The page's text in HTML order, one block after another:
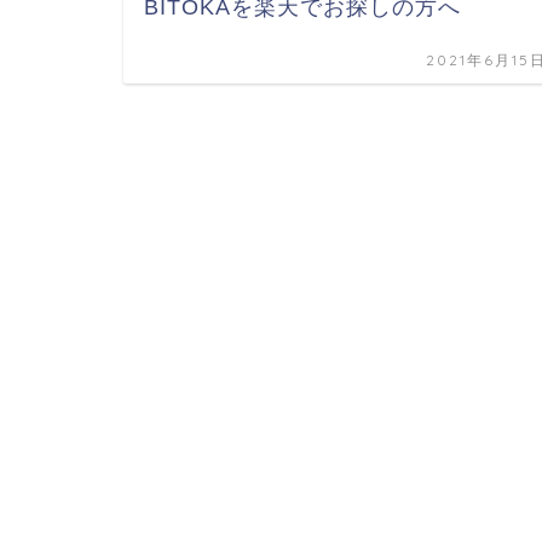
BITOKAを楽天でお探しの方へ
2021年6月15